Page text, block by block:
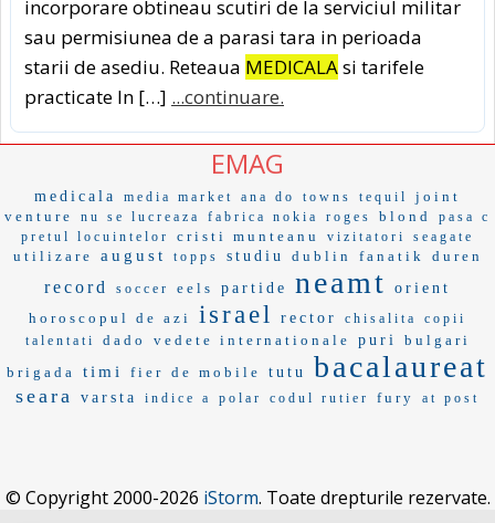
incorporare obtineau scutiri de la serviciul militar
sau permisiunea de a parasi tara in perioada
starii de asediu. Reteaua MEDICALAsi tarifele
practicate In […] ...continuare.
EMAG
medicala media market ana do towns tequil
joint
venture
nu se lucreaza fabrica nokia roges blond
pasa c
pretul locuintelor
cristi munteanu vizitatori seagate
utilizare august topps studiu dublin fanatik duren
record soccer eels partide neamt
orient
horoscopul de azi
israel rector chisalita
copii
talentati
dado vedete internationale puri
bulgari
brigada
timi fier de mobile tutu bacalaureat
seara varsta indice a polar codul rutier fury at post
© Copyright 2000-2026 iStorm. Toate drepturile rezervate.